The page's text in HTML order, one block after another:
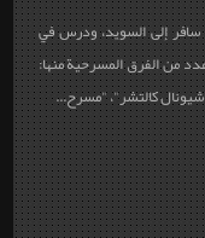
سافر إلى السويد، ودرس في
من الفرق المسرحية منها:
كالتشر"، "مسرح...